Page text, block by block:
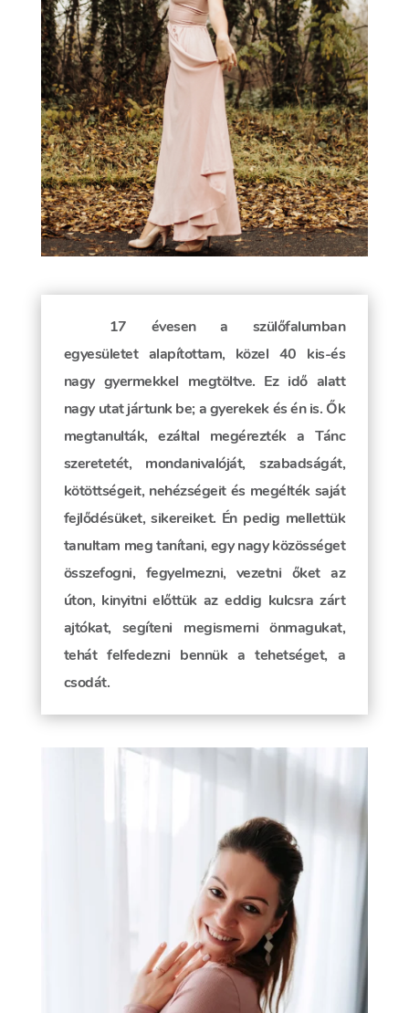
17 évesen a szülőfalumban
egyesületet alapítottam, közel 40 kis-és
nagy gyermekkel megtöltve. Ez idő alatt
nagy utat jártunk be; a gyerekek és én is. Ők
megtanulták, ezáltal megérezték a Tánc
szeretetét, mondanivalóját, szabadságát,
kötöttségeit, nehézségeit és megélték saját
fejlődésüket, sikereiket. Én pedig mellettük
tanultam meg tanítani, egy nagy közösséget
összefogni, fegyelmezni, vezetni őket az
úton, kinyitni előttük az eddig kulcsra zárt
ajtókat, segíteni megismerni önmagukat,
tehát felfedezni bennük a tehetséget, a
csodát.